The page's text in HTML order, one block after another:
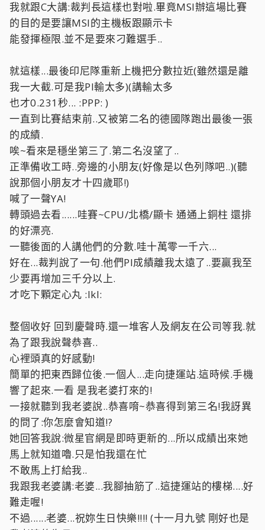
我就跟C大講:裁判長這樣也對啦.畢竟MSI辦這場比賽
的目的是要讓MSI的主機板跟顯示卡
能發揮極限.並不是要來刁難選手..
就這樣...最後印尼隊重新上機把分數拉近(雖然還是離
我一大截.可是我PI輸太多)(講輸太多
也才0.231秒... :PPP: )
一直到比賽結束前..又被第二名的德國隊跑出最後一張
的成績.
唉~看來是穩坐第三了.第二名沒望了..
正準備收工時..旁邊的小朋友(好像是以色列隊吧..)(聽
說那個小朋友才十四歲耶!)
喊了一聲YA!
轉頭過去看......哇賽~CPU/北橋/顯卡 通通上銅柱 還排
的好漂亮.
一聽後面的人講他們的分數.哇十萬零一千六...
好在...裁判說了一句.他們PI成績離我太遠了..要贏我至
少要再增加三千分以上.
才吃下顆定心丸 :lkl:
整個收好 回到慶聲時.還一堆客人及網友在公司等我.就
為了跟我說聲恭喜..
心裡頭真的好感動!
簡單的把東西歸位後.一個人...走向捷運站.這時候.手機
響了起來.一看 是我老婆打來的!
一接就聽到我老婆說..恭喜唷~恭喜得到第三名!我訝異
的問了:你怎麼會知道!?
她回答我說:微星官網是即時更新的...所以成績出來她
馬上就知道嚕.只是怕我還在忙
不敢馬上打給我..
我跟我老婆講:老婆...我腳抽筋了..這捷運站的樓梯....好
難走喔!
不過......老婆...祝妳生日快樂!!!! (十一月九號 剛好也是